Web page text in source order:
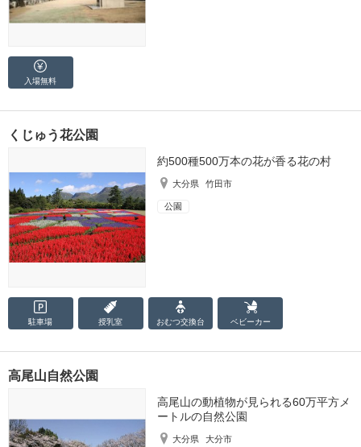
入場無料
くじゅう花公園
約500種500万本の花が香る花の村
大分県 竹田市
公園
駐車場 授乳室 おむつ交換台 ベビーカー
高尾山自然公園
高尾山の動植物が見られる60万平方メ
ートルの自然公園
大分県 大分市